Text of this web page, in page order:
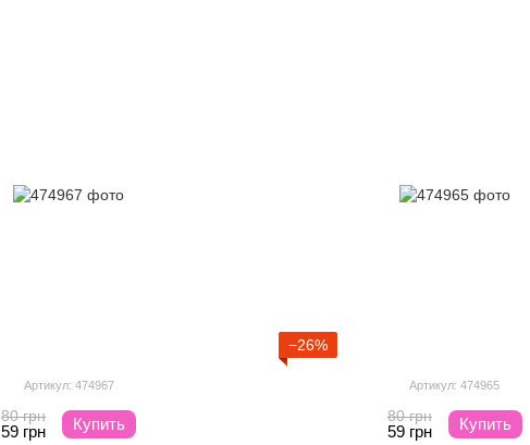
Артикул: 474967
80 грн
59 грн Купить
−26%
Артикул: 474965
80 грн
59 грн Купить